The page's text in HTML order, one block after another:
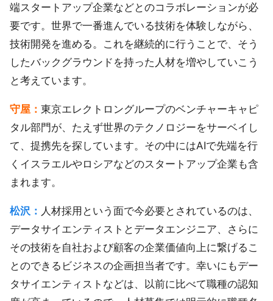
端スタートアップ企業などとのコラボレーションが必
要です。世界で一番進んでいる技術を体験しながら、
技術開発を進める。これを継続的に行うことで、そう
したバックグラウンドを持った人材を増やしていこう
と考えています。
守屋： 東京エレクトロングループのベンチャーキャピ
タル部門が、たえず世界のテクノロジーをサーベイし
て、提携先を探しています。その中にはAIで先端を行
くイスラエルやロシアなどのスタートアップ企業も含
まれます。
松沢： 人材採用という面で今必要とされているのは、
データサイエンティストとデータエンジニア、さらに
その技術を自社および顧客の企業価値向上に繋げるこ
とのできるビジネスの企画担当者です。幸いにもデー
タサイエンティストなどは、以前に比べて職種の認知